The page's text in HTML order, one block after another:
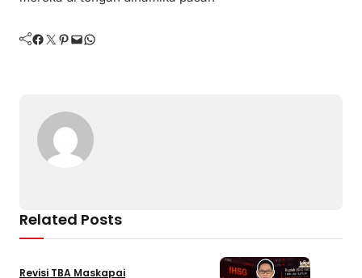
Facebook Twitter Pinterest Mail WhatsApp
Related Posts
Revisi TBA Maskapai